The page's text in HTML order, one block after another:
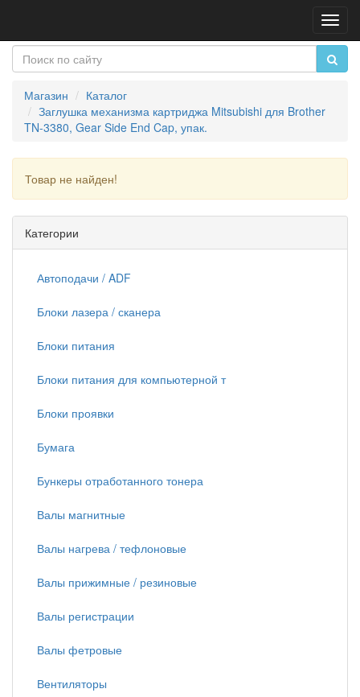
Магазин
Каталог
Заглушка механизма картриджа Mitsubishi для Brother
TN-3380, Gear Side End Cap, упак.
Товар не найден!
Категории
Автоподачи / ADF
Блоки лазера / сканера
Блоки питания
Блоки питания для компьютерной т
Блоки проявки
Бумага
Бункеры отработанного тонера
Валы магнитные
Валы нагрева / тефлоновые
Валы прижимные / резиновые
Валы регистрации
Валы фетровые
Вентиляторы